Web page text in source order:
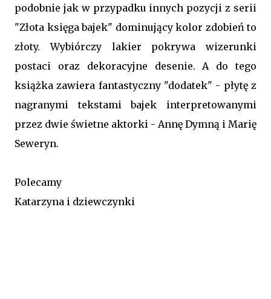
podobnie jak w przypadku innych pozycji z serii
"Złota księga bajek" dominujący kolor zdobień to
złoty. Wybiórczy lakier pokrywa wizerunki
postaci oraz dekoracyjne desenie. A do tego
książka zawiera fantastyczny "dodatek" - płytę z
nagranymi tekstami bajek interpretowanymi
przez dwie świetne aktorki - Annę Dymną i Marię
Seweryn.
Polecamy
Katarzyna i dziewczynki